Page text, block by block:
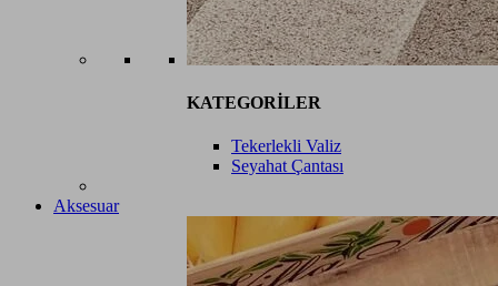
KATEGORİLER
Tekerlekli Valiz
Seyahat Çantası
Aksesuar